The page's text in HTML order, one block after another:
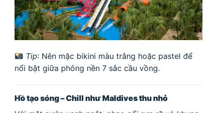
Tip: Nên mặc bikini màu trắng hoặc pastel để
nổi bật giữa phông nền 7 sắc cầu vồng.
Hồ tạo sóng – Chill như Maldives thu nhỏ